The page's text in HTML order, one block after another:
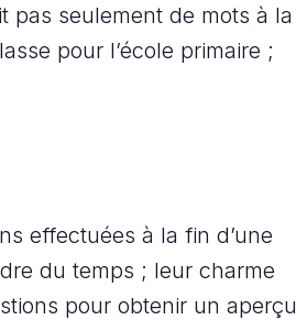
pas seulement de mots à la
pour l’école primaire ;
effectuées à la fin d’une
du temps ; leur charme
pour obtenir un aperçu